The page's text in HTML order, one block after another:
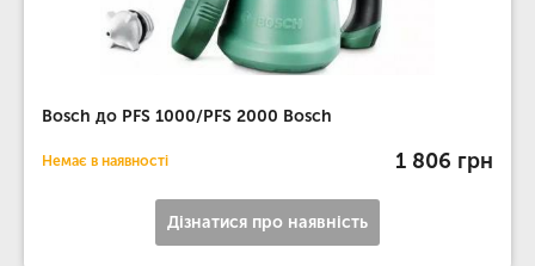
Bosch до PFS 1000/PFS 2000 Bosch
Немає в наявності 1 806 грн
Дізнатися про наявність